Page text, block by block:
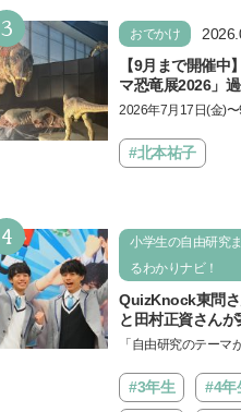
3 おでかけ
【9月まで開催中
マ恐竜展2026」
動員した恐竜展が
しむポイントを完
2026年7月17日(金)〜
「ヨコハマ恐竜展
卓大図鑑〜」が開催…
#北本祐子
4
小学生の自由研究ま
るわかりナビ！
QuizKnock東問
と田村正資さん
みうりランド」で
ントが開催
「自由研究のテーマ
ントをくれるイベン
りランド「グッジョ
#3年生 #4年